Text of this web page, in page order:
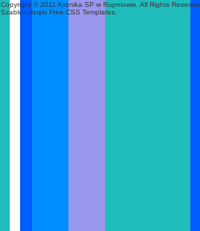
Copyright © 2011 Kronika SP w Rupniowie. All Rights
Szablon dzięki Free CSS Templates.